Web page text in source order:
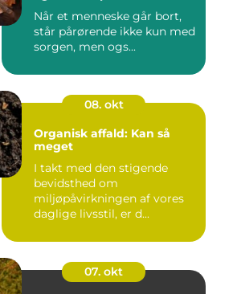
Når et menneske går bort,
står pårørende ikke kun med
sorgen, men ogs...
08. okt
Organisk affald: Kan så
meget
I takt med den stigende
bevidsthed om
miljøpåvirkningen af vores
daglige livsstil, er d...
07. okt